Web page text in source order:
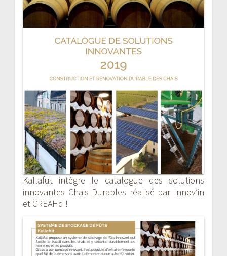
Kallafut intègre le catalogue des solutions
innovantes Chais Durables réalisé par Innov’in
et CREAHd !